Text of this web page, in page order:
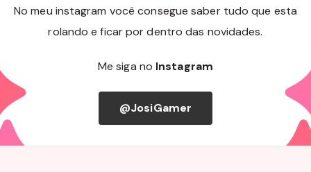
No meu instagram você consegue saber tudo que esta
rolando e ficar por dentro das novidades.
Me siga no Instagram
@JosiGamer